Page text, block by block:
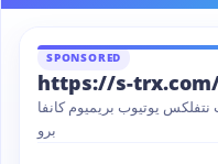
SPONSORED
https://s-
نتفلكس يوتيوب بريميوم كانفا
برو